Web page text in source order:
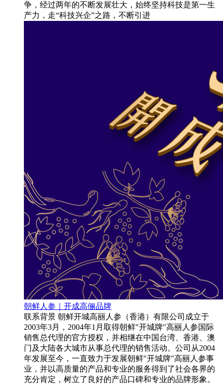
争，经过两年的不断发展壮大，始终坚持科技是第一生
产力，走“科技兴企”之路，不断引进
朝鲜人参｜开成高俪品牌
联系背景 朝鲜开城高丽人参（香港）有限公司成立于
2003年3月，2004年1月取得朝鲜"开城牌"高丽人参国际
销售总代理的官方授权，并相继在中国台湾、香港、澳
门及大陆各大城市从事总代理的销售活动。公司从2004
年发展至今，一直致力于发展朝鲜"开城牌"高丽人参事
业，并以高质量的产品和专业的服务得到了社会各界的
充分肯定，树立了良好的产品口碑和专业的品牌形象。